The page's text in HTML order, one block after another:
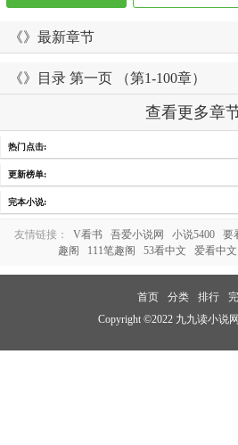
《》最新章节
《》目录 第一页 （第1-100章）
查看更多章
热门点击:
更新榜单:
完本小说:
友情链接： V看书 吾爱小说网 小说5400 要
趣阁
111笔趣阁 53看中文 爱看中文
首页 分类 排行
Copyright ©2022 九九读小说